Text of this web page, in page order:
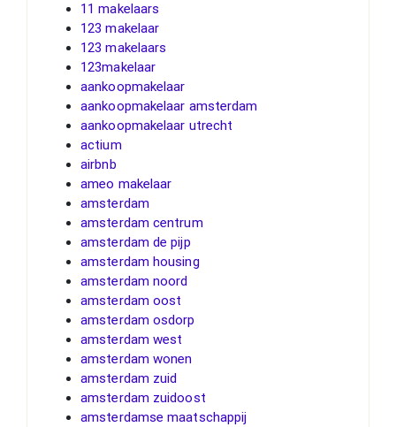
11 makelaars
123 makelaar
123 makelaars
123makelaar
aankoopmakelaar
aankoopmakelaar amsterdam
aankoopmakelaar utrecht
actium
airbnb
ameo makelaar
amsterdam
amsterdam centrum
amsterdam de pijp
amsterdam housing
amsterdam noord
amsterdam oost
amsterdam osdorp
amsterdam west
amsterdam wonen
amsterdam zuid
amsterdam zuidoost
amsterdamse maatschappij